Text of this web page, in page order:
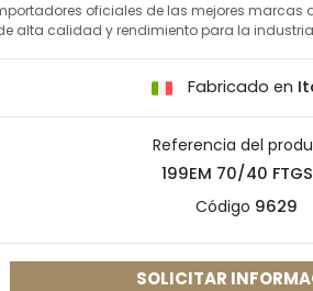
oficiales de las mejores marcas
alta calidad y rendimiento para la
Fabricado en
Referencia del
199EM 70/40
Código 9629
SOLICITAR